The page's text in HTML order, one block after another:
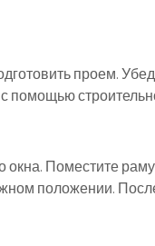
проем.
помощью
окна. Поместите
положении.